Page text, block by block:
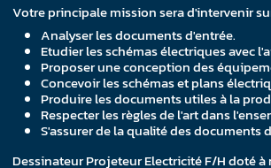
Votre principale mission sera d'intervenir
Analyser les documents d'entrée.
Etudier les schémas électriques avec
Proposer une conception des
Concevoir les schémas et plans
Produire les documents utiles à la
Respecter les règles de l'art dans
S'assurer de la qualité des documents
Dessinateur Projeteur Electricité F/H doté